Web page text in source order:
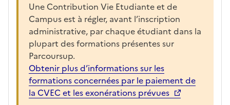
Une Contribution Vie Etudiante et de
Campus est à régler, avant l’inscription
administrative, par chaque étudiant dans la
plupart des formations présentes sur
Parcoursup.
Obtenir plus d’informations sur les
formations concernées par le paiement de
la CVEC et les exonérations prévues